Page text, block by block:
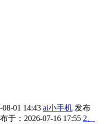
01 14:43 ai小手机 发布
于：2026-07-16 17:55 2、